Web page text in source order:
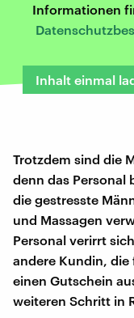
Informationen
Inhalt einmal
Trotzdem sind die
denn das Personal
die gestresste
und Massagen
Personal verirrt
andere Kundin, die
einen Gutschein
weiteren Schritt in